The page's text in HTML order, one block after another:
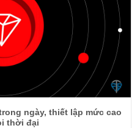
ngày, thiết lập mức cao
thời đại